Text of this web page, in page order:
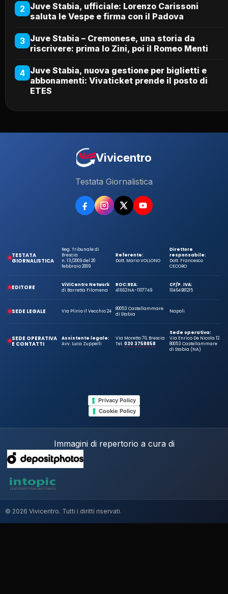
2 Juve Stabia, ufficiale: Lorenzo Carissoni
saluta le Vespe e firma con il Padova
3 Juve Stabia – Cremonese, una storia da
riscrivere: prima lo Zini, poi il Romeo Menti
4 Juve Stabia, nuova gestione per biglietti e
abbonamenti: Vivaticket prende il posto di
ETES
Vivicentro
Testata Giornalistica
TESTATA
GIORNALISTICA
Reg. Tribunale di
Brescia
n. 13/2009 del 20
febbraio 2009
Referente:
Dott. Mario VOLLONO
Direttore
responsabile:
Dott. Francesco
CECORO
EDITORE
ViViCentro Network
di Barretta Filomena
ROC:
41663
REA:
NA-1107749
CF/P. IVA:
10464981215
SEDE LEGALE Via Plinio Il Vecchio 24
80053 Castellammare
di Stabia
Napoli
SEDE OPERATIVA
E CONTATTI
Assistente legale:
Avv. Luca Zuppelli
Via Moretto 70, Brescia
Tel.030 3758858
Sede operativa:
Via Enrico De Nicola 12
80053 Castellammare
di Stabia (NA)
Privacy Policy
Cookie Policy
Immagini di repertorio a cura di
© 2026 Vivicentro. Tutti i diritti riservati.